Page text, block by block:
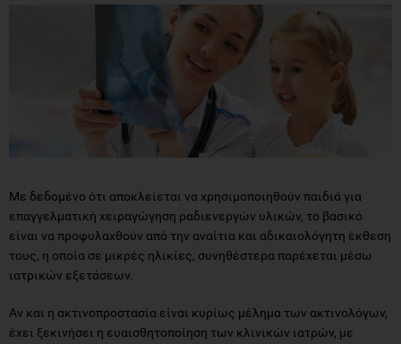
Με δεδομένο ότι αποκλείεται να χρησιμοποιηθούν παιδιά για
επαγγελματική χειραγώγηση ραδιενεργών υλικών, το βασικό
είναι να προφυλαχθούν από την αναίτια και αδικαιολόγητη έκθεση
τους, η οποία σε μικρές ηλικίες, συνηθέστερα παρέχεται μέσω
ιατρικών εξετάσεων.
Αν και η ακτινοπροστασία είναι κυρίως μέλημα των ακτινολόγων,
έχει ξεκινήσει η ευαισθητοποίηση των κλινικών ιατρών, με